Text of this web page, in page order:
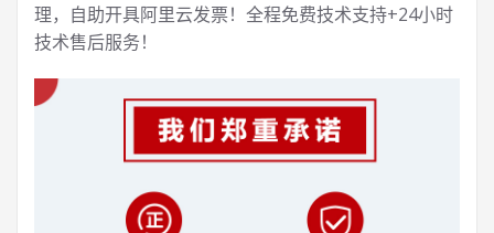
理，自助开具阿里云发票！全程免费技术支持+24小时
技术售后服务！